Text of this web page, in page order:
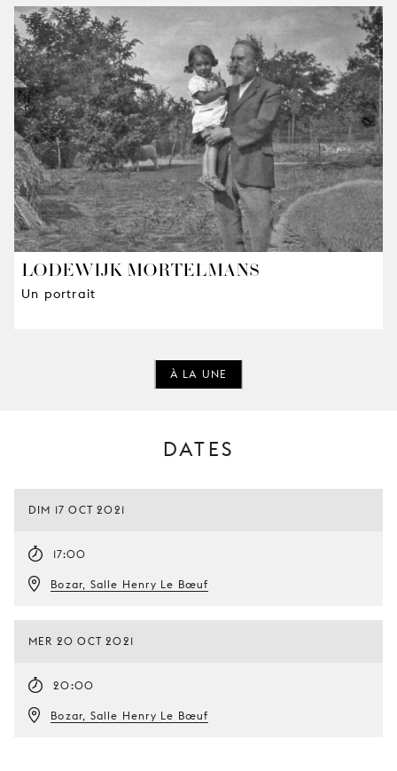
LODEWIJK MORTELMANS
Un portrait
À LA UNE
DATES
DIM 17 OCT 2021
17:00
Bozar, Salle Henry Le Bœuf
MER 20 OCT 2021
20:00
Bozar, Salle Henry Le Bœuf